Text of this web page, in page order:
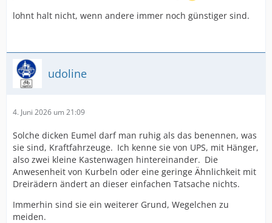
lohnt halt nicht, wenn andere immer noch günstiger sind.
udoline
4. Juni 2026 um 21:09
Solche dicken Eumel darf man ruhig als das benennen, was
sie sind, Kraftfahrzeuge. Ich kenne sie von UPS, mit Hänger,
also zwei kleine Kastenwagen hintereinander. Die
Anwesenheit von Kurbeln oder eine geringe Ähnlichkeit mit
Dreirädern ändert an dieser einfachen Tatsache nichts.
Immerhin sind sie ein weiterer Grund, Wegelchen zu
meiden.